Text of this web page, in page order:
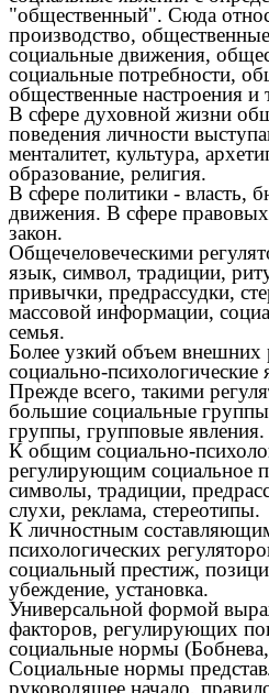
"общественный". Сюда
производство,
социальные движения,
социальные потребности,
общественные настроения и
В сфере духовной жизни
поведения личности
менталитет, культура,
образование, религия.
В сфере политики - власть,
движения. В сфере
закон.
Общечеловеческими
язык, символ, традиции,
привычки, предрассудки,
массовой информации,
семья.
Более узкий объем внешних
социально-психологические
Прежде всего, такими
большие социальные
группы, групповые явления.
К общим социально-
регулирующим социальное
символы, традиции,
слухи, реклама, стереотипы.
К личностным
психологических
социальный престиж,
убеждение, установка.
Универсальной формой
факторов, регулирующих
социальные нормы
Социальные нормы